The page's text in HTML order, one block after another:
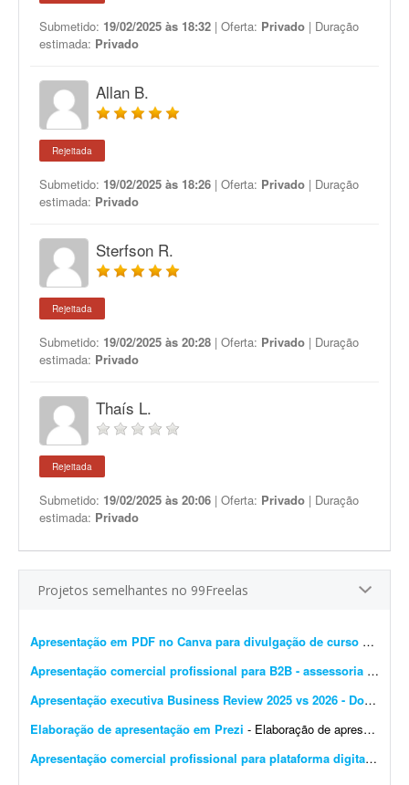
Submetido: 19/02/2025 às 18:32 | Oferta: Privado | Duração
estimada: Privado
Allan B.
Rejeitada
Submetido: 19/02/2025 às 18:26 | Oferta: Privado | Duração
estimada: Privado
Sterfson R.
Rejeitada
Submetido: 19/02/2025 às 20:28 | Oferta: Privado | Duração
estimada: Privado
Thaís L.
Rejeitada
Submetido: 19/02/2025 às 20:06 | Oferta: Privado | Duração
estimada: Privado
Projetos semelhantes no 99Freelas
Apresentação em PDF no Canva para divulgação de curso de estética
Apresentação comercial profissional para B2B - assessoria de marketplace
Apresentação executiva Business Review 2025 vs 2026 - Dolce & Gabbana
Elaboração de apresentação em Prezi - Elaboração de apresentação em Prezi. O que será disponibilizado para você? 1. Você terá acesso a um arquivo com os tópicos da apresenta...
Apresentação comercial profissional para plataforma digital
-